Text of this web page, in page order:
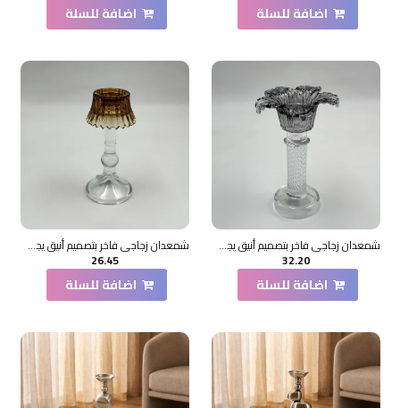
اضافة للسلة اضافة للسلة
شمعدان زجاجي فاخر بتصميم أنيق يجمع بين الطابع الكلاسيكي واللمسات العصرية20×11×11سم
32.20
اضافة للسلة
شمعدان زجاجي فاخر بتصميم أنيق يجمع بين الطابع الكلاسيكي واللمسات العصرية18×5×5سم
26.45
اضافة للسلة